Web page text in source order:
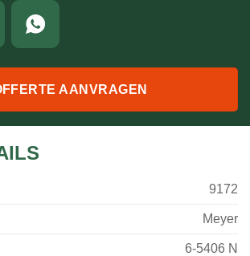
AANVRAGEN
9172
Meyer
6-5406 N